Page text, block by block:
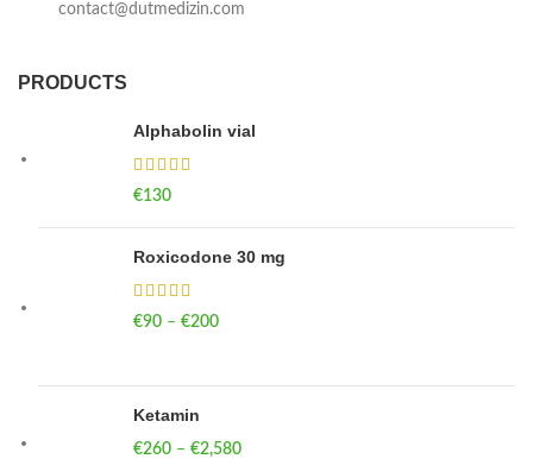
contact@dutmedizin.com
PRODUCTS
Alphabolin vial
€130
Roxicodone 30 mg
€90 – €200
Ketamin
€260 – €2,580